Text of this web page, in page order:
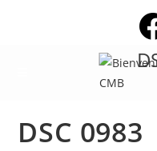
DSC 0983